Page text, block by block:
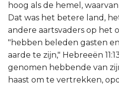
hoog als de hemel,
Dat was het betere land,
andere aartsvaders op het
"hebben beleden gasten
aarde te zijn," Hebreeën
genomen hebbende van
haast om te vertrekken,